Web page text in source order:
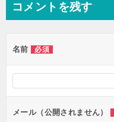
ビ
ー
シ
ン
コメントを残す
名前 必須
メール（公開されません）